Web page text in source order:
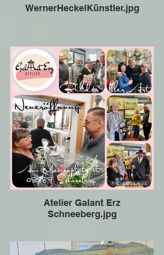
WernerHeckelKünstler.jpg
Atelier Galant Erz
Schneeberg.jpg